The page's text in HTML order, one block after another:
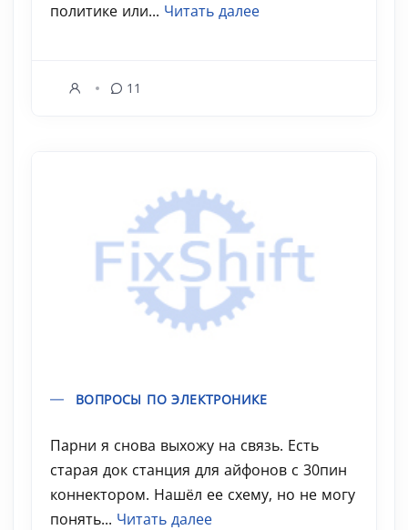
политике или... Читать далее
11
ВОПРОСЫ ПО ЭЛЕКТРОНИКЕ
Парни я снова выхожу на связь. Есть
старая док станция для айфонов с 30пин
коннектором. Нашёл ее схему, но не могу
понять... Читать далее